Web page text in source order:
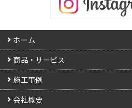
ホーム
商品・サービス
施工事例
会社概要